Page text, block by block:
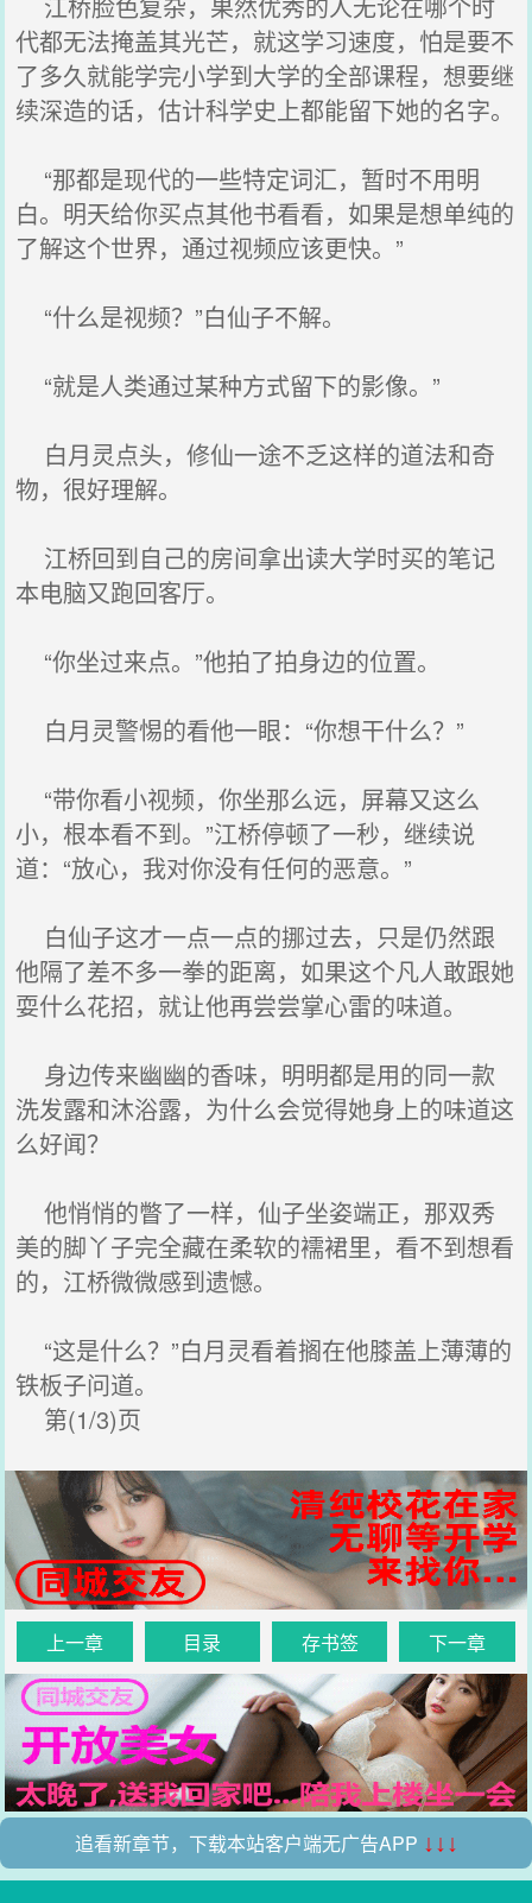
代都无法掩盖其光芒，就这学习速度，怕是要不
了多久就能学完小学到大学的全部课程，想要继
续深造的话，估计科学史上都能留下她的名字。
“那都是现代的一些特定词汇，暂时不用明
白。明天给你买点其他书看看，如果是想单纯的
了解这个世界，通过视频应该更快。”
“什么是视频？”白仙子不解。
“就是人类通过某种方式留下的影像。”
白月灵点头，修仙一途不乏这样的道法和奇
物，很好理解。
江桥回到自己的房间拿出读大学时买的笔记
本电脑又跑回客厅。
“你坐过来点。”他拍了拍身边的位置。
白月灵警惕的看他一眼：“你想干什么？”
“带你看小视频，你坐那么远，屏幕又这么
小，根本看不到。”江桥停顿了一秒，继续说
道：“放心，我对你没有任何的恶意。”
白仙子这才一点一点的挪过去，只是仍然跟
他隔了差不多一拳的距离，如果这个凡人敢跟她
耍什么花招，就让他再尝尝掌心雷的味道。
身边传来幽幽的香味，明明都是用的同一款
洗发露和沐浴露，为什么会觉得她身上的味道这
么好闻？
他悄悄的瞥了一样，仙子坐姿端正，那双秀
美的脚丫子完全藏在柔软的襦裙里，看不到想看
的，江桥微微感到遗憾。
“这是什么？”白月灵看着搁在他膝盖上薄薄的
铁板子问道。
第(1/3)页
上一章 目录 存书签 下一章
追看新章节，下载本站客户端无广告APP ↓↓↓